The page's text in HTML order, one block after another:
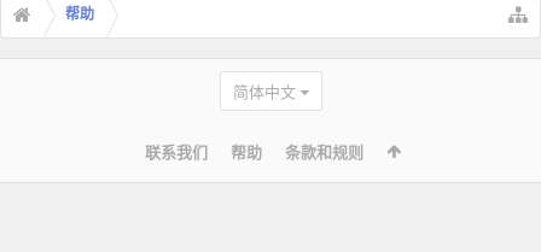
帮助
简体中文
联系我们 帮助 条款和规则